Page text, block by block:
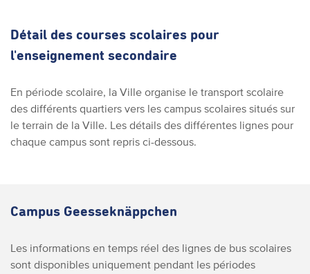
Détail des courses scolaires pour
l'enseignement secondaire
En période scolaire, la Ville organise le transport scolaire
des différents quartiers vers les campus scolaires situés sur
le terrain de la Ville. Les détails des différentes lignes pour
chaque campus sont repris ci-dessous.
Campus Geesseknäppchen
Les informations en temps réel des lignes de bus scolaires
sont disponibles uniquement pendant les périodes